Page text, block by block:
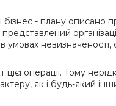
бізнес - плану описано
невизначеності,
операції. Тому
як і будь-який